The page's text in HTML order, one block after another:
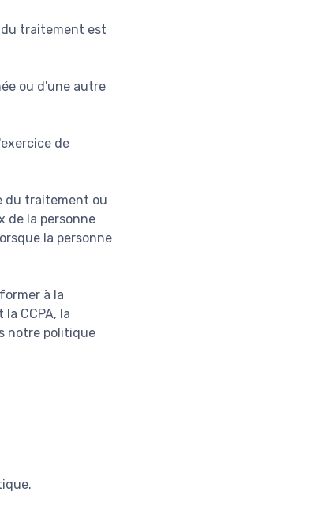
du traitement est
ou d'une autre
de
du traitement ou
de la personne
la personne
à la
CCPA, la
notre politique